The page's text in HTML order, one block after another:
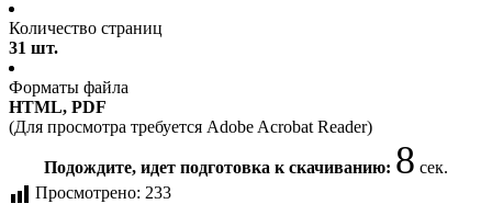
Количество страниц
31 шт.
Форматы файла
HTML, PDF
(Для просмотра требуется Adobe Acrobat Reader)
Подождите, идет подготовка к скачиванию: 8 сек.
Просмотрено: 233